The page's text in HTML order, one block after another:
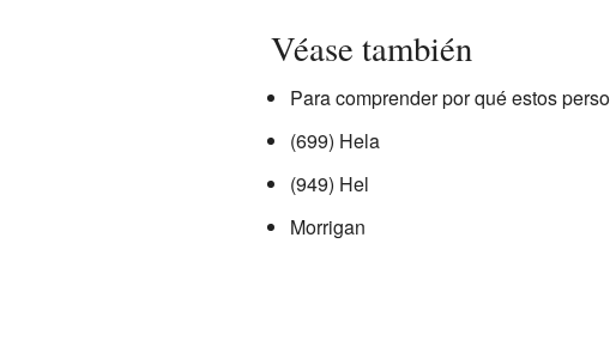
Véase también
Para comprender por qué estos
(699) Hela
(949) Hel
Morrigan